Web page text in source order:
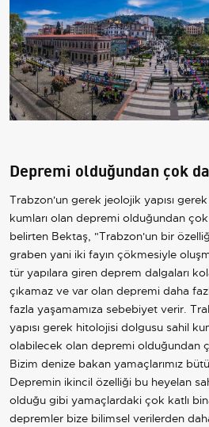
Depremi olduğundan çok
Trabzon'un gerek jeolojik yapısı
kumları olan depremi olduğundan
belirten Bektaş, "Trabzon'un bir
graben yani iki fayın çökmesiyle
tür yapılara giren deprem dalgaları
çıkamaz ve var olan depremi daha
fazla yaşamamıza sebebiyet verir.
yapısı gerek hitolojisi dolgusu sahil
olabilecek olan depremi olduğundan
Bizim denize bakan yamaçlarımız
Depremin ikincil özelliği bu heyelan
olduğu gibi yamaçlardaki çok katlı
depremler bize bilimsel verilerden